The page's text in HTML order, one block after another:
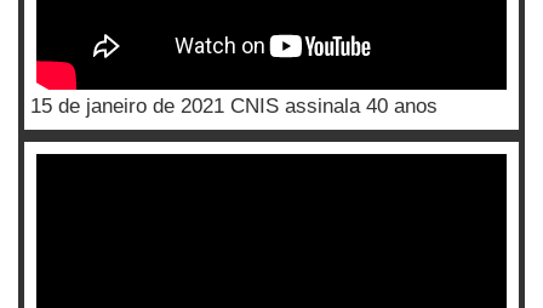
15 de janeiro de 2021 CNIS assinala 40 anos